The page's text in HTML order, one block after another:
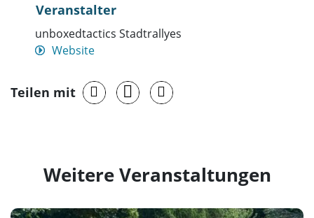
Veranstalter
unboxedtactics Stadtrallyes
Website
Teilen mit
Weitere Veranstaltungen